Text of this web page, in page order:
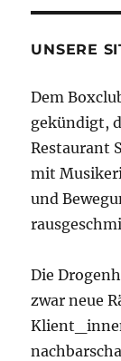
UNSERE
Dem
gekündigt,
Restaurant
mit
und
Die
zwar neue